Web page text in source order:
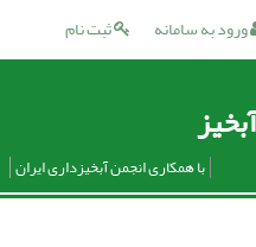
ثبت نام ورود به سامانه
با همکاری انجمن آبخیزداری ایران